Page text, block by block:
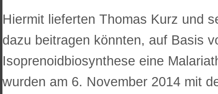
Hiermit lieferten Thomas Kurz und
dazu beitragen könnten, auf Basis
Isoprenoidbiosynthese eine
wurden am 6. November 2014 mit